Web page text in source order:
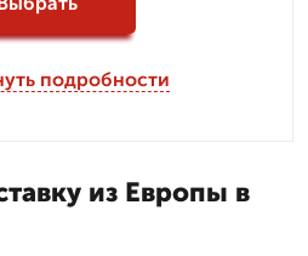
подробности
из Европы в